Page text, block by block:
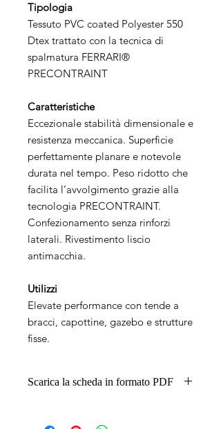
Tipologia
Tessuto PVC coated Polyester 550
Dtex trattato con la tecnica di
spalmatura FERRARI®
PRECONTRAINT
Caratteristiche
Eccezionale stabilità dimensionale e
resistenza meccanica. Superficie
perfettamente planare e notevole
durata nel tempo. Peso ridotto che
facilita l’avvolgimento grazie alla
tecnologia PRECONTRAINT.
Confezionamento senza rinforzi
laterali. Rivestimento liscio
antimacchia.
Utilizzi
Elevate performance con tende a
bracci, capottine, gazebo e strutture
fisse.
Scarica la scheda in formato PDF
PROCONTRAINT 302 PDF